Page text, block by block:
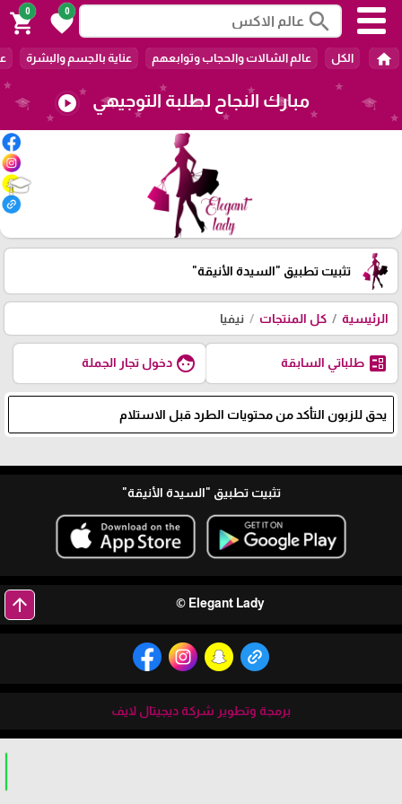
search
0
favorite
0
shopping_cart
home الكل عالم الشالات والحجاب وتوابعهم عناية بالجسم والبشرة
مبارك النجاح لطلبة التوجيهي play_circle
🎓
تثبيت تطبيق "السيدة الأنيقة"
الرئيسية كل المنتجات نيفيا
ballot طلباتي السابقة face دخول تجار الجملة
يحق للزبون التأكد من محتويات الطرد قبل الاستلام
تثبيت تطبيق "السيدة الأنيقة"
Elegant Lady ©
arrow_upward
برمجة وتطوير شركة ديجيتال لايف